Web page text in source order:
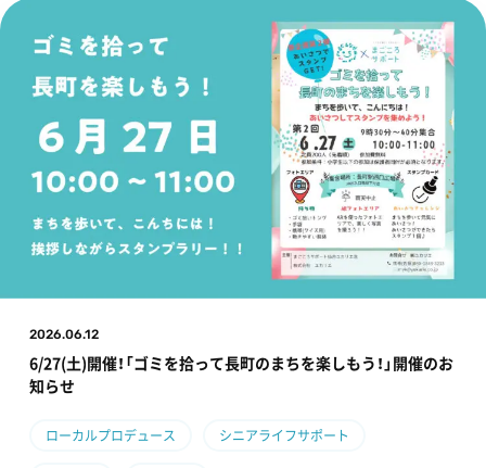
2026.06.12
6/27(土)開催！「ゴミを拾って長町のまちを楽しもう！」開催のお
知らせ
ローカルプロデュース シニアライフサポート